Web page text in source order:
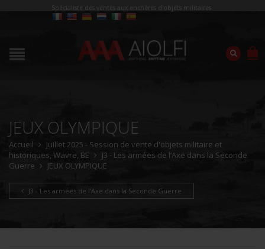
Spécialiste des ventes aux enchères d'objets militaires
JEUX OLYMPIQUE
Accueil
Juillet 2025 - Session de vente d'objets militaire et
historiques, Wavre, BE
J3 - Les armées de l’Axe dans la Seconde
Guerre
JEUX OLYMPIQUE
J3 - Les armées de l’Axe dans la Seconde Guerre